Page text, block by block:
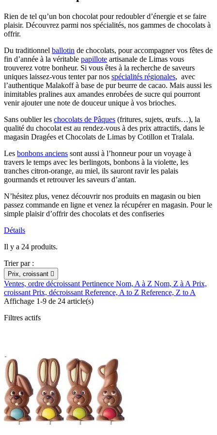
Rien de tel qu’un bon chocolat pour redoubler d’énergie et se faire
plaisir. Découvrez parmi nos spécialités, nos gammes de chocolats à
offrir.
Du traditionnel ballotin de chocolats, pour accompagner vos fêtes de
fin d’année à la véritable papillote artisanale de Limas vous
trouverez votre bonheur. Si vous êtes à la recherche de saveurs
uniques laissez-vous tenter par nos spécialités régionales, avec
l’authentique Malakoff à base de pur beurre de cacao. Mais aussi les
inimitables pralines aux amandes enrobées de sucre qui pourront
venir ajouter une note de douceur unique à vos brioches.
Sans oublier les chocolats de Pâques (fritures, sujets, œufs…), la
qualité du chocolat est au rendez-vous à des prix attractifs, dans le
magasin Dragées et Chocolats de Limas by Cotillon et Tralala.
Les bonbons anciens sont aussi à l’honneur pour un voyage à
travers le temps avec les berlingots, bonbons à la violette, les
tranches citron-orange, au miel, ils sauront ravir les palais
gourmands et retrouver les saveurs d’antan.
N’hésitez plus, venez découvrir nos produits en magasin ou bien
passez commande en ligne et venez la récupérer en magasin. Pour le
simple plaisir d’offrir des chocolats et des confiseries
Détails
Il y a 24 produits.
Trier par :
Prix, croissant 
Ventes, ordre décroissant Pertinence Nom, A à Z Nom, Z à A Prix,
croissant Prix, décroissant Reference, A to Z Reference, Z to A
Affichage 1-9 de 24 article(s)
Filtres actifs